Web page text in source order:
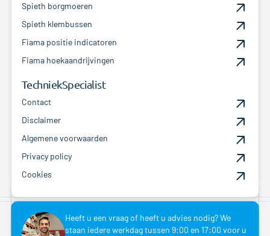
Spieth borgmoeren
Spieth klembussen
Fiama positie indicatoren
Fiama hoekaandrijvingen
TechniekSpecialist
Contact
Disclaimer
Algemene voorwaarden
Privacy policy
Cookies
Heeft u een vraag of heeft u advies nodig? We
staan iedere werkdag tussen 9:00 en 17:00 voor u